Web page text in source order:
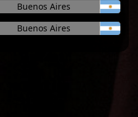
Buenos Aires
Buenos Aires